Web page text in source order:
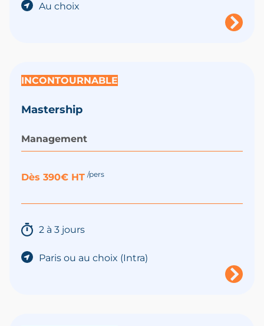
Au choix
INCONTOURNABLE
Mastership
Management
Dès 390€ HT /pers
2 à 3 jours
Paris ou au choix (Intra)